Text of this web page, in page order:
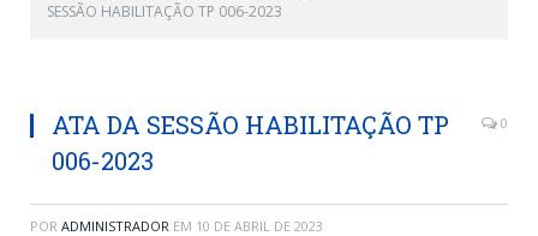
SESSÃO HABILITAÇÃO TP 006-2023
ATA DA SESSÃO HABILITAÇÃO TP
006-2023
0
POR ADMINISTRADOR EM 10 DE ABRIL DE 2023